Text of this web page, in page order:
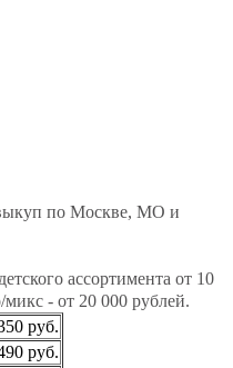
по Москве, МО и
ассортимента от 10
- от 20 000 рублей.
руб.
руб.